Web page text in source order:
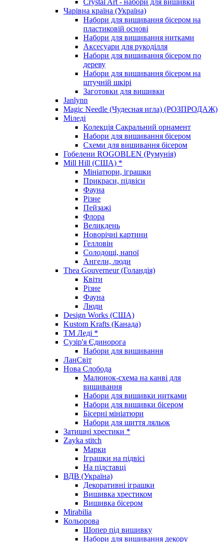
Чарівна країна (Україна)
Набори для вишивання бісером на
пластиковій основі
Набори для вишивання нитками
Аксесуари для рукоділля
Набори для вишивання бісером по
дереву
Набори для вишивання бісером на
штучній шкірі
Заготовки для вишивки
Janlynn
Magic Needle (Чудесная игла) (РОЗПРОДАЖ)
Міледі
Колекція Сакральний орнамент
Набори для вишивання бісером
Схеми для вишивання бісером
Гобелени ROGOBLEN (Румунія)
Mill Hill (США) *
Мініатюри, іграшки
Прикраси, підвіси
Фауна
Різне
Пейзажі
Флора
Великдень
Новорічні картини
Гелловін
Солодощі, напої
Ангели, люди
Thea Gouverneur (Голандія)
Квіти
Різне
Фауна
Люди
Design Works (США)
Kustom Krafts (Канада)
ТМ Леді *
Сузір'я Єдинорога
Набори для вишивання
ЛанСвіт
Нова Слобода
Малюнок-схема на канві для
вишивання
Набори для вишивки нитками
Набори для вишивки бісером
Бісерні мініатюри
Набори для шиття ляльок
Затишні хрестики *
Zayka stitch
Марки
Іграшки на підвісі
На підставці
ВДВ (Україна)
Декоративні іграшки
Вишивка хрестиком
Вишивка бісером
Mirabilia
Кольорова
Шопер під вишивку
Набори для вишивання декору